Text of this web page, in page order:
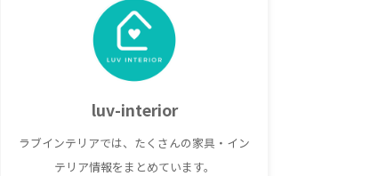
luv-interior
ラブインテリアでは、たくさんの家具・イン
テリア情報をまとめています。